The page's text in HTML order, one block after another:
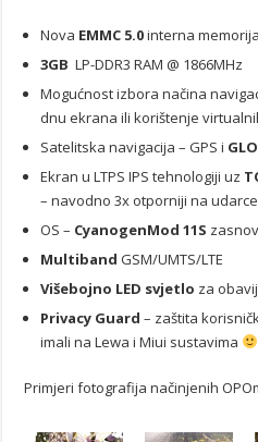
Nova EMMC 5.0interna memorija
3GB LP-DDR3 RAM @ 1866MHz
Mogućnost izbora načina
dnu ekrana ili korištenje
Satelitska navigacija – GPS i
Ekran u LTPS IPS tehnologiji uz
– navodno 3x otporniji na
OS – CyanogenMod 11S
Multiband GSM/UMTS/LTE
Višebojno LED svjetlo za
Privacy Guard – zaštita
imali na Lewa i Miui sustavima
Primjeri fotografija načinjenih